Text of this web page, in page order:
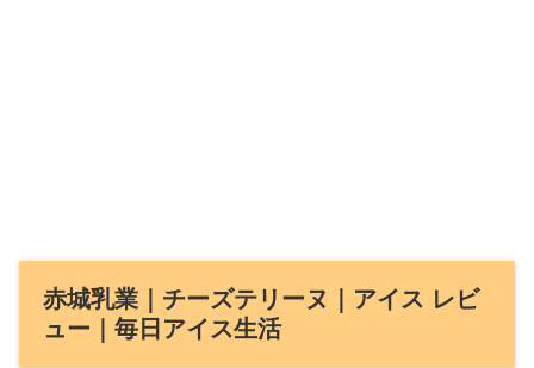
赤城乳業｜チーズテリーヌ｜アイス レビ
ュー｜毎日アイス生活